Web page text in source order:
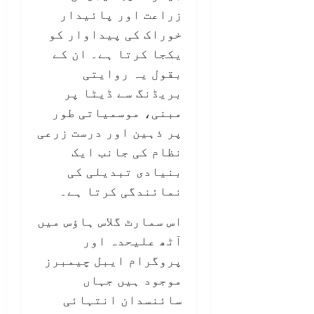
زراعت اور پائیدار
خوراک کی پیداوار کو
یکجا کرتا ہے۔ ان کے
بقول یہ روایتی
بریڈنگ سے ڈیٹا پر
مبنی، موسمیاتی طور
پر ذہین اور درست زرعی
نظام کی جانب ایک
بنیادی تبدیلی کی
نمائندگی کرتا ہے۔
اس سمارٹ گلاس ہاؤس میں
آٹھ علیحدہ اور
پروگرام ایبل چیمبرز
موجود ہیں جہاں
سائنسدان انتہائی